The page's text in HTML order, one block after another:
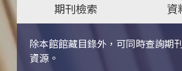
期刊檢索
資
除本館館藏目錄外，可同時查詢期
資源。
關鍵字搜尋